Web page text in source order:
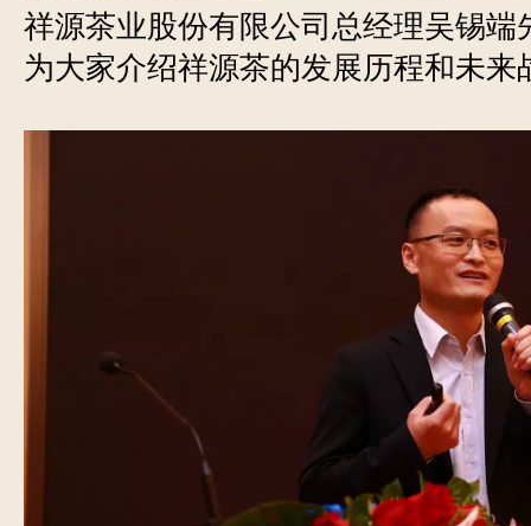
祥源茶业股份有限公司总经理吴锡端
为大家介绍祥源茶的发展历程和未来